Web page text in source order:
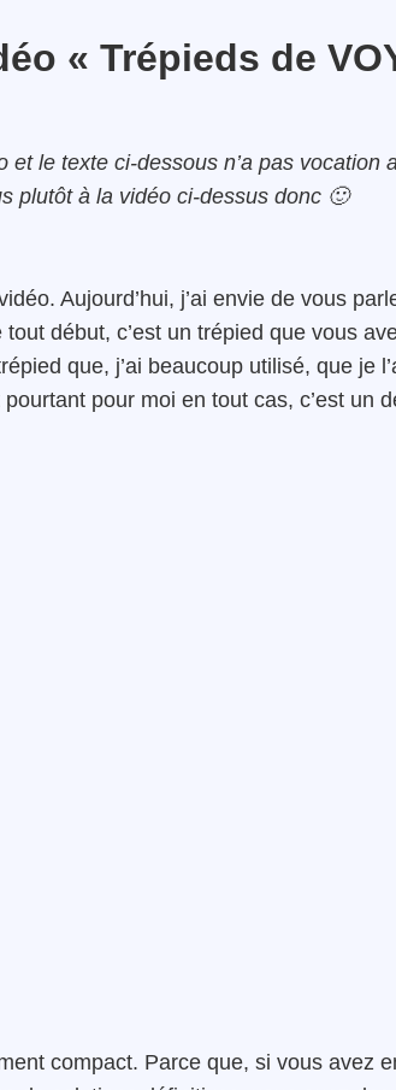
« Trépieds de
le texte ci-dessous n’a pas vocation
plutôt à la vidéo ci-dessus donc 🙂
Aujourd’hui, j’ai envie de vous
début, c’est un trépied que vous
que, j’ai beaucoup utilisé, que je
pour moi en tout cas, c’est un
compact. Parce que, si vous avez